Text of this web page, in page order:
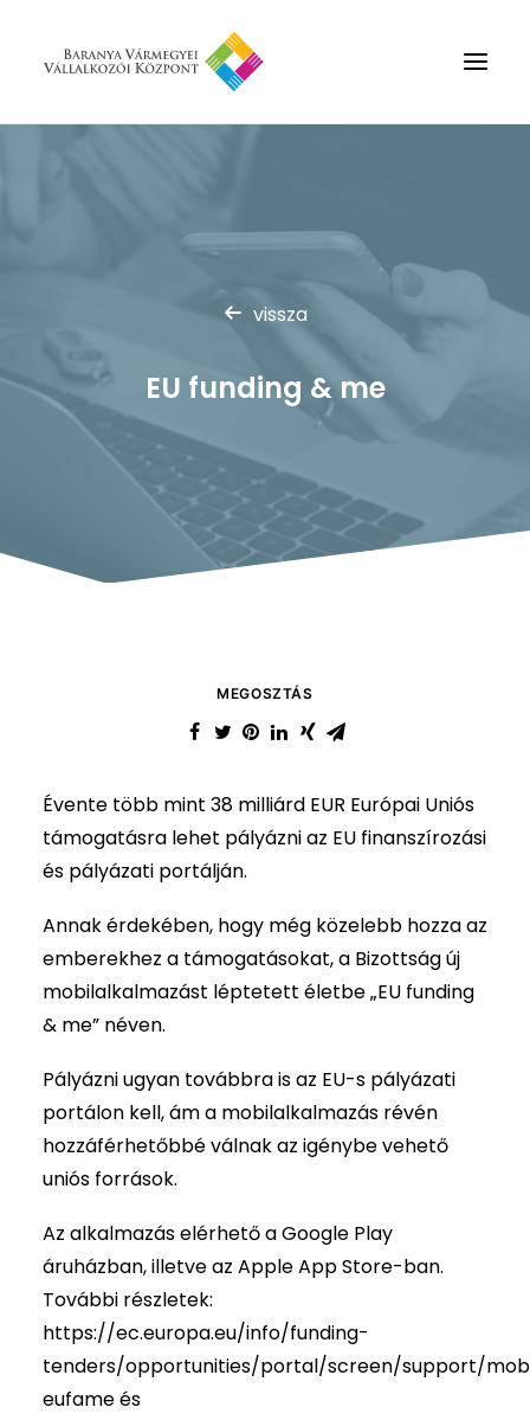
Szolgáltatások
Partnerek
Kapcsolat
Keresés
vissza
EU funding & me
MEGOSZTÁS
Évente több mint 38 milliárd EUR Európai Uniós
támogatásra lehet pályázni az EU finanszírozási
és pályázati portálján.
Annak érdekében, hogy még közelebb hozza az
emberekhez a támogatásokat, a Bizottság új
mobilalkalmazást léptetett életbe „EU funding
& me” néven.
Pályázni ugyan továbbra is az EU-s pályázati
portálon kell, ám a mobilalkalmazás révén
hozzáférhetőbbé válnak az igénybe vehető
uniós források.
Az alkalmazás elérhető a Google Play
áruházban, illetve az Apple App Store-ban.
További részletek:
https://ec.europa.eu/info/funding-
tenders/opportunities/portal/screen/support/
eufameés